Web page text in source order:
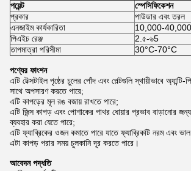
পয়েন্ট
স্পেসিফিকেশন
প্রকার
পাউডার এবং তরল
এনজাইম কার্যকারিতা
10,000-
পিএইচ রেঞ্জ
2.৫-৬5
তাপমাত্রা পরিসীমা
30°C-70°C
পণ্যের ফাংশন
এটি টেক্সটাইল পৃষ্ঠের চুলের পোঁদ এবং পেল্টগুলি স্থায়ীভাবে অ্যান্টি-
সাথে অপসারণ করতে পারে;
এটি কাপড়ের মূল রঙ বজায় রাখতে পারে;
এটি জিন্স কাপড় এবং পোশাকের পাথর ধোয়ার প্রভাব বাড়ানোর
ব্যবহার করা যেতে পারে;
এটি ফ্যাব্রিকের ওজন কমাতে পারে যাতে ফ্যাব্রিকটি নরম এবং
এটা কাপড় পরার সময় চুলকানি দূর করতে পারে।
আবেদন পদ্ধতি